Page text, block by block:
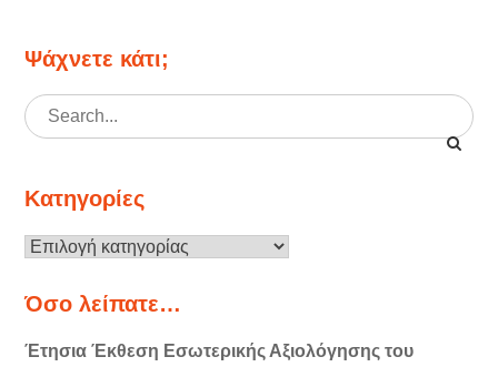
Ψάχνετε κάτι;
Search
for:
Κατηγορίες
Κατηγορίες
Όσο λείπατε…
Έτησια Έκθεση Εσωτερικής Αξιολόγησης του